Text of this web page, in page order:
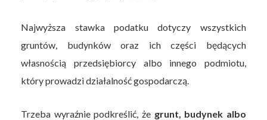
Najwyższa stawka podatku dotyczy wszystkich
gruntów, budynków oraz ich części będących
własnością przedsiębiorcy albo innego podmiotu,
który prowadzi działalność gospodarczą.
Trzeba wyraźnie podkreślić, że grunt, budynek albo